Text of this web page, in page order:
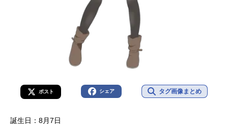
ポスト シェア タグ画像まとめ
誕生日：8月7日